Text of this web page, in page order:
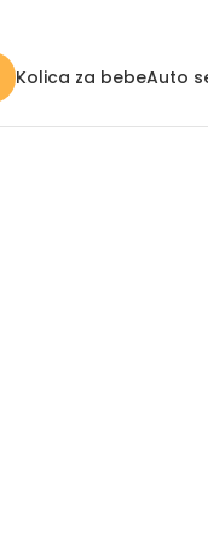
Kolica za bebeAuto